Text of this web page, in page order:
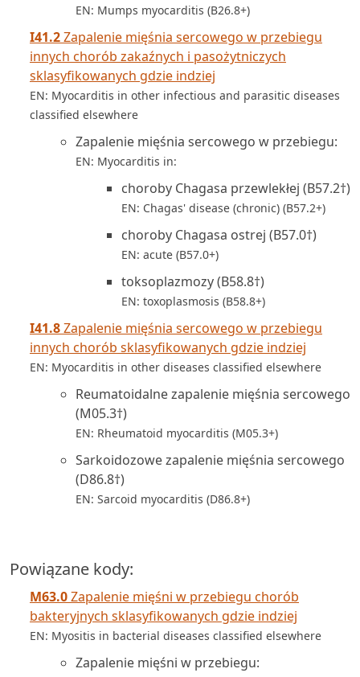
EN: Mumps myocarditis (B26.8+)
I41.2Zapalenie mięśnia sercowego w przebiegu
innych chorób zakaźnych i pasożytniczych
sklasyfikowanych gdzie indziej
EN: Myocarditis in other infectious and parasitic diseases
classified elsewhere
Zapalenie mięśnia sercowego w przebiegu:
EN: Myocarditis in:
choroby Chagasa przewlekłej (B57.2†)
EN: Chagas' disease (chronic) (B57.2+)
choroby Chagasa ostrej (B57.0†)
EN: acute (B57.0+)
toksoplazmozy (B58.8†)
EN: toxoplasmosis (B58.8+)
I41.8Zapalenie mięśnia sercowego w przebiegu
innych chorób sklasyfikowanych gdzie indziej
EN: Myocarditis in other diseases classified elsewhere
Reumatoidalne zapalenie mięśnia sercowego
(M05.3†)
EN: Rheumatoid myocarditis (M05.3+)
Sarkoidozowe zapalenie mięśnia sercowego
(D86.8†)
EN: Sarcoid myocarditis (D86.8+)
Powiązane kody:
M63.0Zapalenie mięśni w przebiegu chorób
bakteryjnych sklasyfikowanych gdzie indziej
EN: Myositis in bacterial diseases classified elsewhere
Zapalenie mięśni w przebiegu: